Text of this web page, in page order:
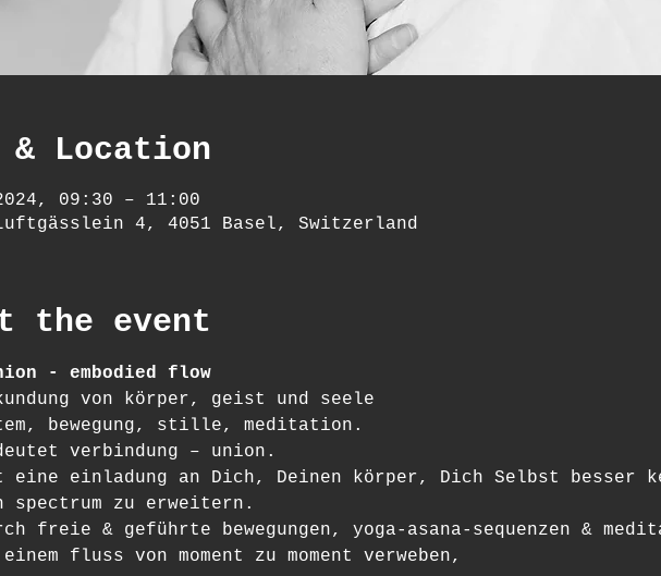
& Location
09:30 – 11:00
4, 4051 Basel, Switzerland
the event
- embodied flow
von körper, geist und seele
bewegung, stille, meditation.
verbindung – union.
einladung an Dich, Deinen körper, Dich Selbst besser
spectrum zu erweitern.
freie & geführte bewegungen, yoga-asana-sequenzen &
fluss von moment zu moment verweben,